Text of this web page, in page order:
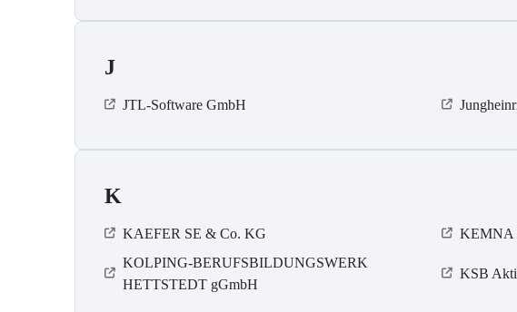
J
JTL-Software GmbH
K
KAEFER SE & Co. KG KEMNA
KOLPING-BERUFSBILDUNGSWERK
HETTSTEDT gGmbH
KSB